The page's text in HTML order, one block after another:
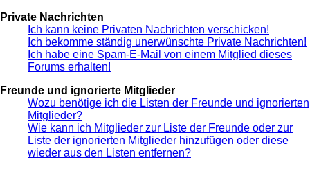
Private Nachrichten
Ich kann keine Privaten Nachrichten verschicken!
Ich bekomme ständig unerwünschte Private Nachrichten!
Ich habe eine Spam-E-Mail von einem Mitglied dieses
Forums erhalten!
Freunde und ignorierte Mitglieder
Wozu benötige ich die Listen der Freunde und ignorierten
Mitglieder?
Wie kann ich Mitglieder zur Liste der Freunde oder zur
Liste der ignorierten Mitglieder hinzufügen oder diese
wieder aus den Listen entfernen?